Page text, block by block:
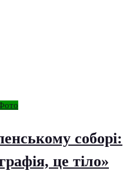
соборі:
це тіло»